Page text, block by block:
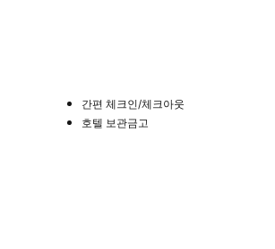
간편 체크인/체크아웃
호텔 보관금고